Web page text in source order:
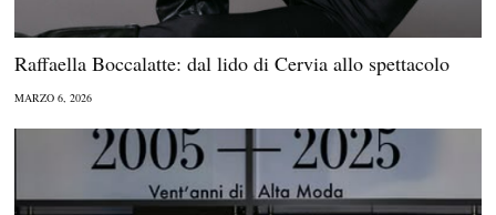
Raffaella Boccalatte: dal lido di Cervia allo spettacolo
MARZO 6, 2026